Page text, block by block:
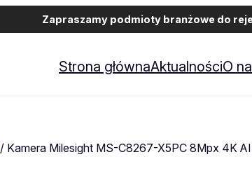
Zapraszamy podmioty branżowe do
Strona głównaAktualnościO
/ Kamera Milesight MS-C8267-X5PC 8Mpx 4K